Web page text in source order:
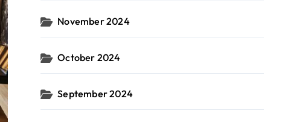
November 2024
October 2024
September 2024